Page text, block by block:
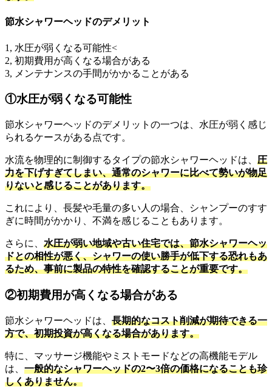
節水シャワーヘッドのデメリット
1, 水圧が弱くなる可能性<
2, 初期費用が高くなる場合がある
3, メンテナンスの手間がかかることがある
①水圧が弱くなる可能性
節水シャワーヘッドのデメリットの一つは、水圧が弱く感じ
られるケースがある点です。
水流を物理的に制御するタイプの節水シャワーヘッドは、 圧
力を下げすぎてしまい、通常のシャワーに比べて勢いが物足
りないと感じることがあります。
これにより、長髪や毛量の多い人の場合、シャンプーのすす
ぎに時間がかかり、不満を感じることもあります。
さらに、 水圧が弱い地域や古い住宅では、節水シャワーヘッ
ドとの相性が悪く、シャワーの使い勝手が低下する恐れもあ
るため、事前に製品の特性を確認することが重要です。
②初期費用が高くなる場合がある
節水シャワーヘッドは、 長期的なコスト削減が期待できる一
方で、初期投資が高くなる場合があります。
特に、マッサージ機能やミストモードなどの高機能モデル
は、 一般的なシャワーヘッドの2〜3倍の価格になることも珍
しくありません。